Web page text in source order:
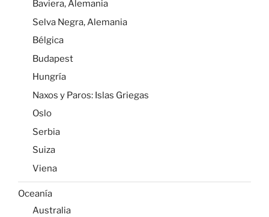
Baviera, Alemania
Selva Negra, Alemania
Bélgica
Budapest
Hungría
Naxos y Paros: Islas Griegas
Oslo
Serbia
Suiza
Viena
Oceanía
Australia